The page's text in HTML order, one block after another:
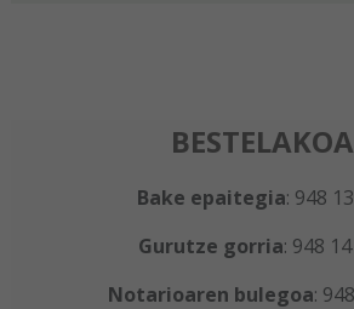
Bake epaitegia: 948
Gurutze gorria: 948
Notarioaren bulegoa: